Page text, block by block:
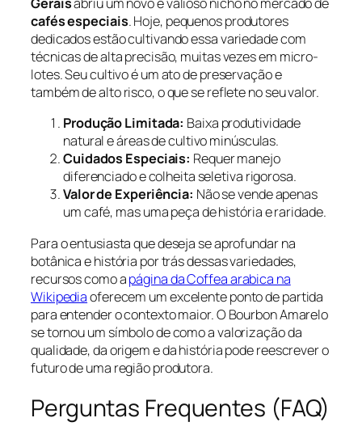
cafés especiais. Hoje, pequenos produtores
dedicados estão cultivando essa variedade com
técnicas de alta precisão, muitas vezes em micro-
lotes. Seu cultivo é um ato de preservação e
também de alto risco, o que se reflete no seu valor.
Produção Limitada: Baixa produtividade
natural e áreas de cultivo minúsculas.
Cuidados Especiais: Requer manejo
diferenciado e colheita seletiva rigorosa.
Valor de Experiência: Não se vende apenas
um café, mas uma peça de história e raridade.
Para o entusiasta que deseja se aprofundar na
botânica e história por trás dessas variedades,
recursos como apágina da Coffea arabica na
Wikipediaoferecem um excelente ponto de partida
para entender o contexto maior. O Bourbon Amarelo
se tornou um símbolo de como a valorização da
qualidade, da origem e da história pode reescrever o
futuro de uma região produtora.
Perguntas Frequentes (FAQ)